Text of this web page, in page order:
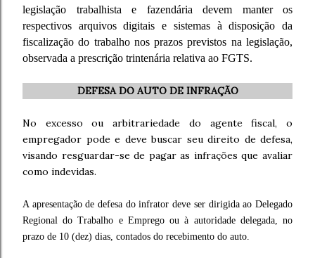
legislação trabalhista e fazendária devem manter os
respectivos arquivos digitais e sistemas à disposição da
fiscalização do trabalho nos prazos previstos na legislação,
observada a prescrição trintenária relativa ao FGTS.
DEFESA DO AUTO DE INFRAÇÃO
No excesso ou arbitrariedade do agente fiscal, o
empregador pode e deve buscar seu direito de defesa,
visando resguardar-se de pagar as infrações que avaliar
como indevidas.
A apresentação de defesa do infrator deve ser dirigida ao Delegado
Regional do Trabalho e Emprego ou à autoridade delegada, no
prazo de 10 (dez) dias, contados do recebimento do auto.